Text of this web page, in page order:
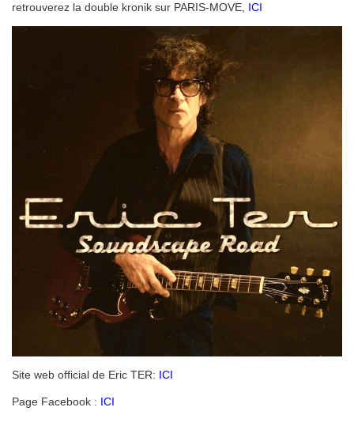
retrouverez la double kronik sur PARIS-MOVE, ICI
Site web official de Eric TER: ICI
Page Facebook : ICI